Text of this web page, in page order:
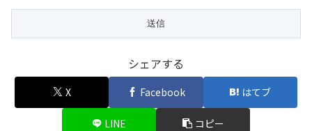
シェアする
X Facebook はてブ
LINE コピー